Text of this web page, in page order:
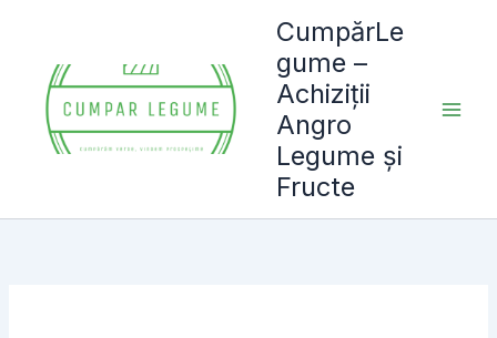
content
CumpărLe
gume –
Achiziții
Angro
Legume și
Fructe